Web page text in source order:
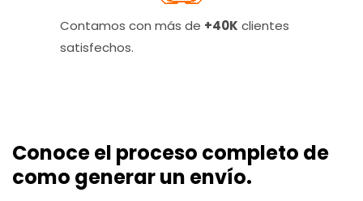
Contamos con más de +40K clientes
satisfechos.
Conoce el proceso completo de
como generar un envío.